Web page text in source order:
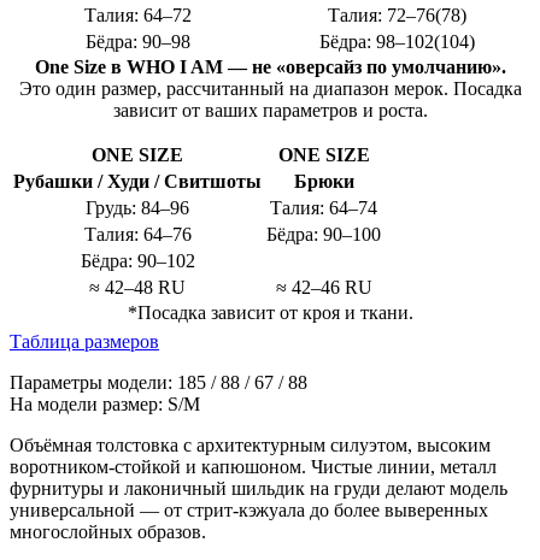
Талия: 64–72
Талия: 72–76(78)
Бёдра: 90–98
Бёдра: 98–102(104)
One Size в WHO I AM — не «оверсайз по умолчанию».
Это один размер, рассчитанный на диапазон мерок. Посадка
зависит от ваших параметров и роста.
ONE SIZE
ONE SIZE
Рубашки / Худи / Свитшоты
Брюки
Грудь: 84–96
Талия: 64–74
Талия: 64–76
Бёдра: 90–100
Бёдра: 90–102
≈ 42–48 RU
≈ 42–46 RU
*Посадка зависит от кроя и ткани.
Таблица размеров
Параметры модели: 185 / 88 / 67 / 88
На модели размер: S/M
Объёмная толстовка с архитектурным силуэтом, высоким
воротником-стойкой и капюшоном. Чистые линии, металл
фурнитуры и лаконичный шильдик на груди делают модель
универсальной — от стрит-кэжуала до более выверенных
многослойных образов.